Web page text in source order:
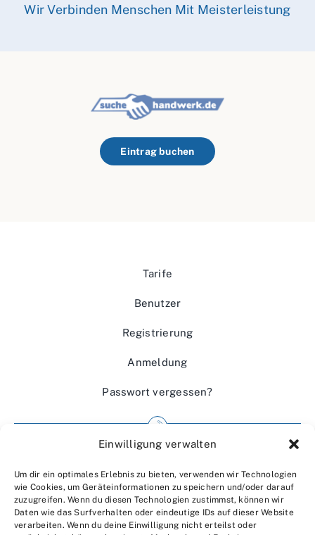
Einwilligung verwalten
Um dir ein optimales Erlebnis zu bieten, verwenden wir Technologien
wie Cookies, um Geräteinformationen zu speichern und/oder darauf
zuzugreifen. Wenn du diesen Technologien zustimmst, können wir
Daten wie das Surfverhalten oder eindeutige IDs auf dieser Website
verarbeiten. Wenn du deine Einwilligung nicht erteilst oder
Wir Verbinden Menschen Mit Meisterleistung
Eintrag buchen
Tarife
Benutzer
Registrierung
Anmeldung
Passwort vergessen?
Wir über uns
Kontakt